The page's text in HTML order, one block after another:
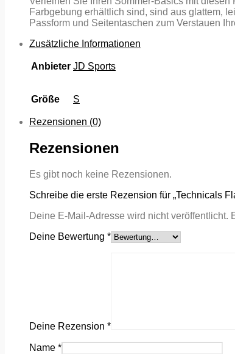
Farbgebung erhältlich sind, sind aus glattem,
Passform und Seitentaschen zum Verstauen
Zusätzliche Informationen
Anbieter JD Sports
Größe S
Rezensionen (0)
Rezensionen
Es gibt noch keine Rezensionen.
Schreibe die erste Rezension für „Technicals
Deine E-Mail-Adresse wird nicht veröffentlicht.
Deine Bewertung *
Deine Rezension *
Name *